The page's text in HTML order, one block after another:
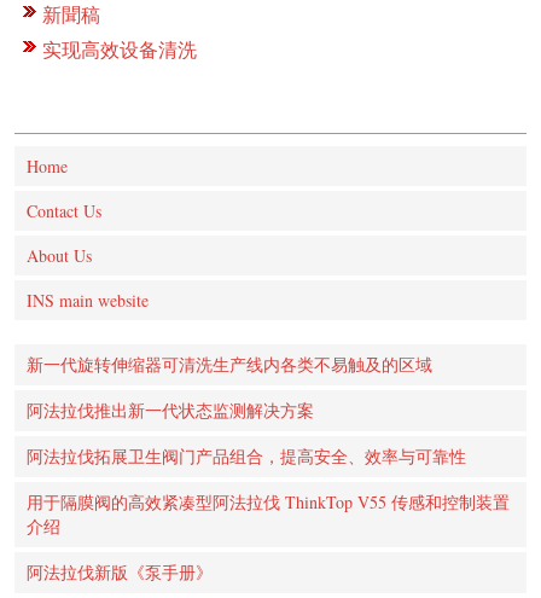
新聞稿
实现高效设备清洗
Home
Contact Us
About Us
INS main website
新一代旋转伸缩器可清洗生产线内各类不易触及的区域
阿法拉伐推出新一代状态监测解决方案
阿法拉伐拓展卫生阀门产品组合，提高安全、效率与可靠性
用于隔膜阀的高效紧凑型阿法拉伐 ThinkTop V55 传感和控制装置
介绍
阿法拉伐新版《泵手册》